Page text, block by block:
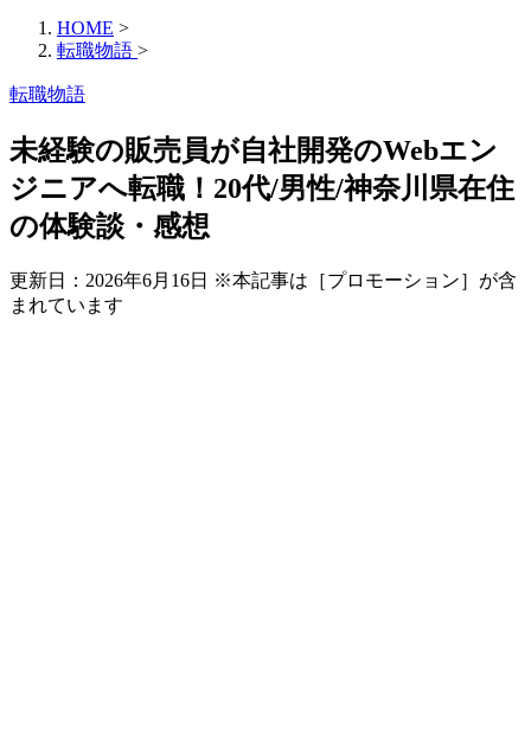
HOME >
転職物語 >
転職物語
未経験の販売員が自社開発のWebエン
ジニアへ転職！20代/男性/神奈川県在住
の体験談・感想
更新日： 2026年6月16日 ※本記事は［プロモーション］が含
まれています